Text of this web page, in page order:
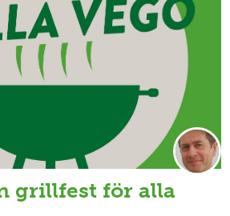
grillfest för alla